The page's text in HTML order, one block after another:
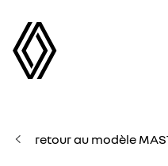
retour au modèle